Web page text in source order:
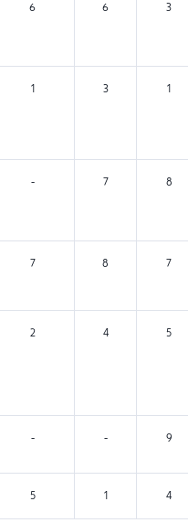
6 6 3
1 3 1
- 7 8
7 8 7
2 4 5
- - 9
5 1 4